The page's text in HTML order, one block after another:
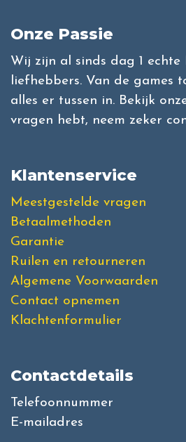
Onze Passie
Wij zijn al sinds dag 1 echte
liefhebbers. Van de games
alles er tussen in. Bekijk
vragen hebt, neem zeker
Klantenservice
Meestgestelde vragen
Betaalmethoden
Garantie
Ruilen en retourneren
Algemene Voorwaarden
Contact opnemen
Klachtenformulier
Contactdetails
Telefoonnummer
E-mailadres